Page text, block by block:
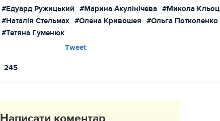
#Едуард Ружицький #Марина Акулінічева #Микола Кльоц
#Наталія Стельмах #Олена Кривошея
#Ольга Потколенко
#Тетяна Гуменюк
Tweet
245